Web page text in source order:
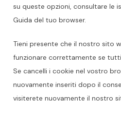
su queste opzioni, consultare le
Guida del tuo browser.
Tieni presente che il nostro sito
funzionare correttamente se
Se cancelli i cookie nel vostro
nuovamente inseriti dopo il
visiterete nuovamente il nostro